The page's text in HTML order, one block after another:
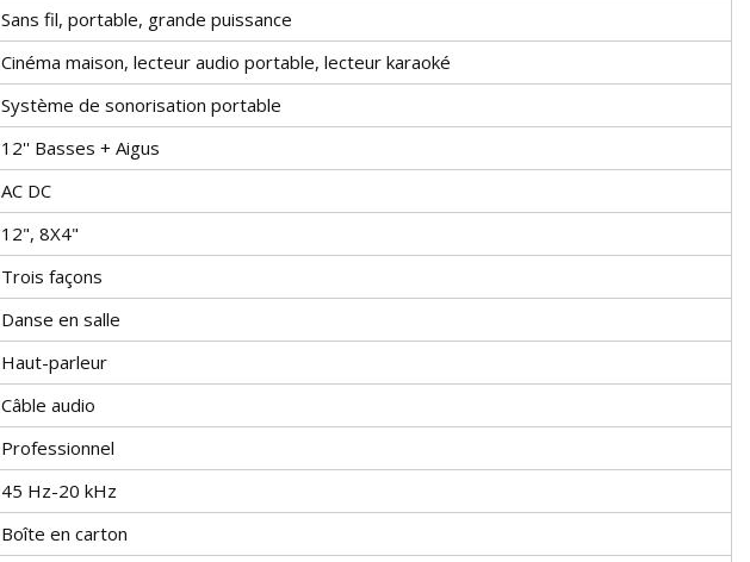
Sans fil, portable, grande puissance
Cinéma maison, lecteur audio portable, lecteur karaoké
Système de sonorisation portable
12'' Basses + Aigus
AC DC
12", 8X4"
Trois façons
Danse en salle
Haut-parleur
Câble audio
Professionnel
45 Hz-20 kHz
Boîte en carton